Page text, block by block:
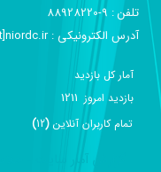
تلفن :‌ 9-88928220
آدرس الکترونیکی :‌ info[at]niordc.ir
آمار کل بازدید
بازديد امروز 1211
تمام کاربران آنلاين (
12
)